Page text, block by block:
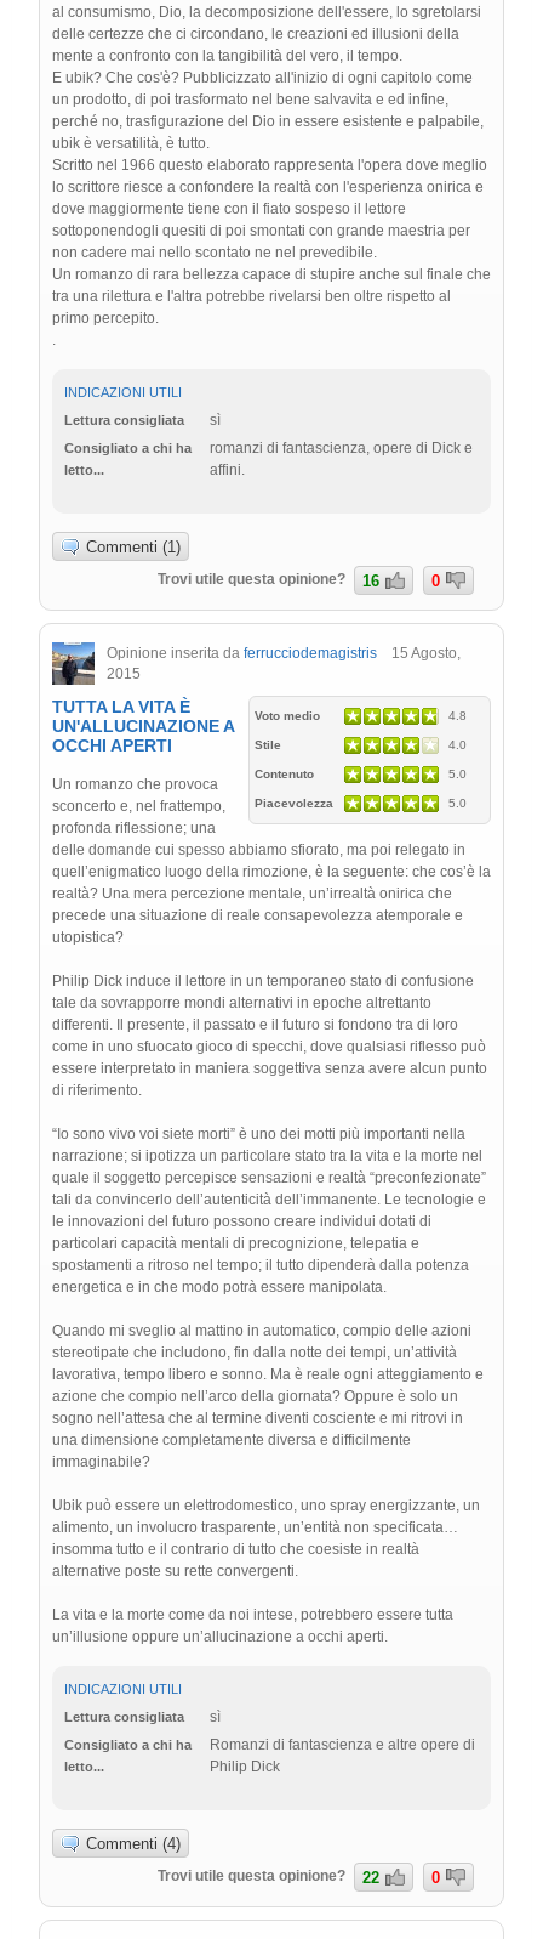
al consumismo, Dio, la decomposizione dell'essere, lo sgretolarsi
delle certezze che ci circondano, le creazioni ed illusioni della
mente a confronto con la tangibilità del vero, il tempo.
E ubik? Che cos'è? Pubblicizzato all'inizio di ogni capitolo come
un prodotto, di poi trasformato nel bene salvavita e ed infine,
perché no, trasfigurazione del Dio in essere esistente e palpabile,
ubik è versatilità, è tutto.
Scritto nel 1966 questo elaborato rappresenta l'opera dove meglio
lo scrittore riesce a confondere la realtà con l'esperienza onirica e
dove maggiormente tiene con il fiato sospeso il lettore
sottoponendogli quesiti di poi smontati con grande maestria per
non cadere mai nello scontato ne nel prevedibile.
Un romanzo di rara bellezza capace di stupire anche sul finale che
tra una rilettura e l'altra potrebbe rivelarsi ben oltre rispetto al
primo percepito.
INDICAZIONI UTILI
Lettura consigliata
sì
Consigliato a chi ha
letto...
romanzi di fantascienza, opere di Dick e
affini.
Commenti (1)
Trovi utile questa opinione? 16 0
Opinione inserita da ferrucciodemagistris 15 Agosto,
2015
Voto medio 4.8
Stile 4.0
Contenuto 5.0
Piacevolezza 5.0
TUTTA LA VITA È
UN'ALLUCINAZIONE A
OCCHI APERTI
Un romanzo che provoca
sconcerto e, nel frattempo,
profonda riflessione; una
delle domande cui spesso abbiamo sfiorato, ma poi relegato in
quell’enigmatico luogo della rimozione, è la seguente: che cos’è la
realtà? Una mera percezione mentale, un’irrealtà onirica che
precede una situazione di reale consapevolezza atemporale e
utopistica?
Philip Dick induce il lettore in un temporaneo stato di confusione
tale da sovrapporre mondi alternativi in epoche altrettanto
differenti. Il presente, il passato e il futuro si fondono tra di loro
come in uno sfuocato gioco di specchi, dove qualsiasi riflesso può
essere interpretato in maniera soggettiva senza avere alcun punto
di riferimento.
“Io sono vivo voi siete morti” è uno dei motti più importanti nella
narrazione; si ipotizza un particolare stato tra la vita e la morte nel
quale il soggetto percepisce sensazioni e realtà “preconfezionate”
tali da convincerlo dell’autenticità dell’immanente. Le tecnologie e
le innovazioni del futuro possono creare individui dotati di
particolari capacità mentali di precognizione, telepatia e
spostamenti a ritroso nel tempo; il tutto dipenderà dalla potenza
energetica e in che modo potrà essere manipolata.
Quando mi sveglio al mattino in automatico, compio delle azioni
stereotipate che includono, fin dalla notte dei tempi, un’attività
lavorativa, tempo libero e sonno. Ma è reale ogni atteggiamento e
azione che compio nell’arco della giornata? Oppure è solo un
sogno nell’attesa che al termine diventi cosciente e mi ritrovi in
una dimensione completamente diversa e difficilmente
immaginabile?
Ubik può essere un elettrodomestico, uno spray energizzante, un
alimento, un involucro trasparente, un’entità non specificata…
insomma tutto e il contrario di tutto che coesiste in realtà
alternative poste su rette convergenti.
La vita e la morte come da noi intese, potrebbero essere tutta
un’illusione oppure un’allucinazione a occhi aperti.
INDICAZIONI UTILI
Lettura consigliata
sì
Consigliato a chi ha
letto...
Romanzi di fantascienza e altre opere di
Philip Dick
Commenti (4)
Trovi utile questa opinione? 22 0